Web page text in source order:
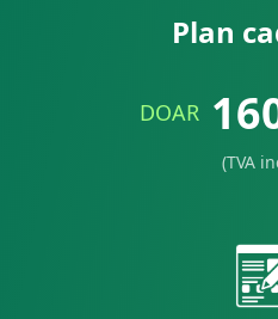
Plan
DOAR
(TVA